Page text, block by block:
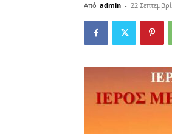
Από admin - 22